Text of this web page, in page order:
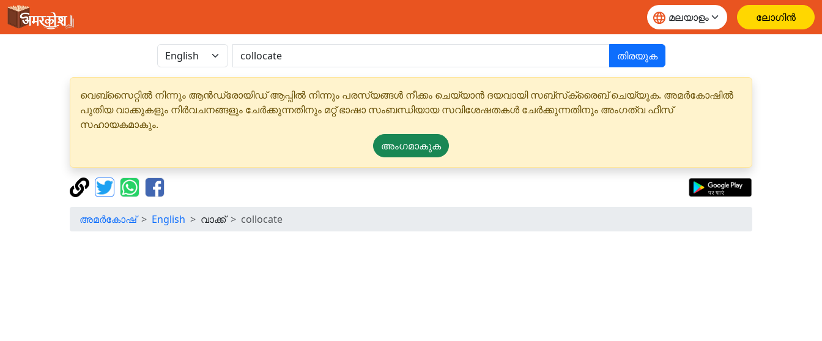
ലോഗിൻ
തിരയുക
വെബ്‌സൈറ്റിൽ നിന്നും ആൻഡ്രോയിഡ് ആപ്പിൽ നിന്നും പരസ്യങ്ങൾ നീക്കം ചെയ്യാൻ ദയവായി സബ്‌സ്‌ക്രൈബ് ചെയ്യുക. അമർകോഷിൽ
പുതിയ വാക്കുകളും നിർവചനങ്ങളും ചേർക്കുന്നതിനും മറ്റ് ഭാഷാ സംബന്ധിയായ സവിശേഷതകൾ ചേർക്കുന്നതിനും അംഗത്വ ഫീസ്
സഹായകമാകും.
അംഗമാകുക
അമർകോഷ് English വാക്ക് collocate